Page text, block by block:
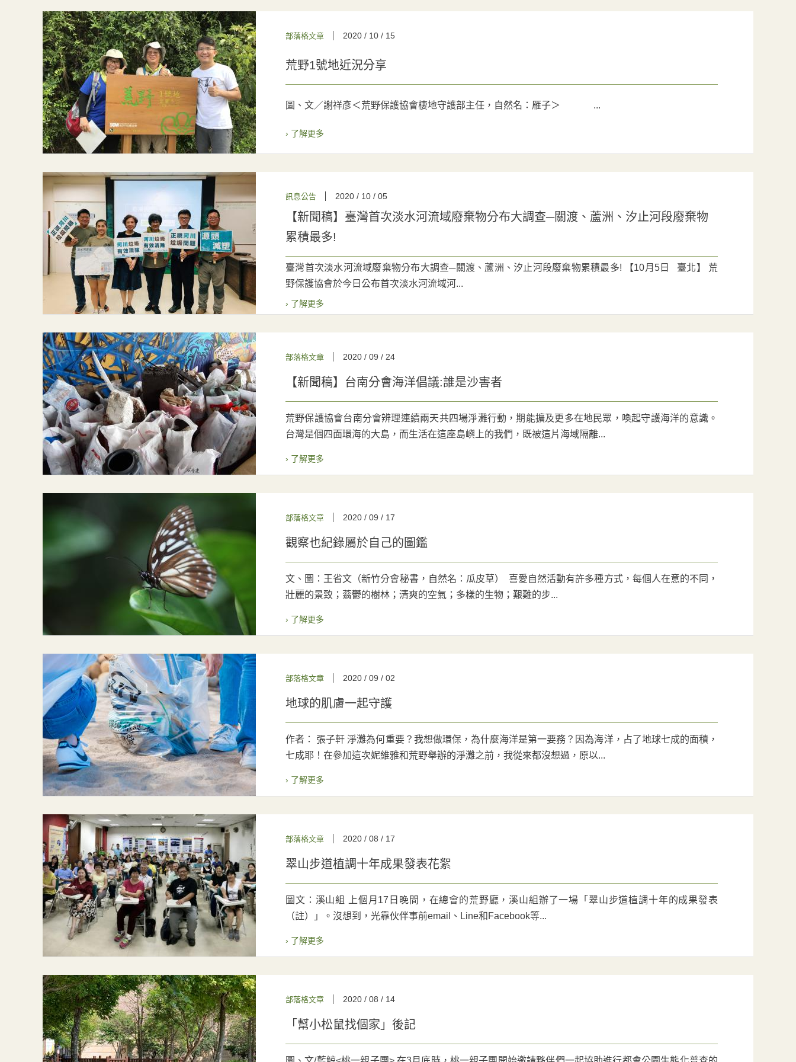
部落格文章 2020 / 10 / 15
荒野1號地近況分享
圖、文／謝祥彥＜荒野保護協會棲地守護部主任，自然名：雁子＞ ...
› 了解更多
訊息公告 2020 / 10 / 05
【新聞稿】臺灣首次淡水河流域廢棄物分布大調查─關渡、蘆洲、汐止河段廢棄物
累積最多!
臺灣首次淡水河流域廢棄物分布大調查─關渡、蘆洲、汐止河段廢棄物累積最多! 【10月5日 臺北】 荒
野保護協會於今日公布首次淡水河流域河...
› 了解更多
部落格文章 2020 / 09 / 24
【新聞稿】台南分會海洋倡議:誰是沙害者
荒野保護協會台南分會辨理連續兩天共四場淨灘行動，期能擴及更多在地民眾，喚起守護海洋的意識。
台灣是個四面環海的大島，而生活在這座島嶼上的我們，既被這片海域隔離...
› 了解更多
部落格文章 2020 / 09 / 17
觀察也紀錄屬於自己的圖鑑
文、圖：王省文（新竹分會秘書，自然名：瓜皮草） 喜愛自然活動有許多種方式，每個人在意的不同，
壯麗的景致；蓊鬱的樹林；清爽的空氣；多樣的生物；艱難的步...
› 了解更多
部落格文章 2020 / 09 / 02
地球的肌膚一起守護
作者： 張子軒 淨灘為何重要？我想做環保，為什麼海洋是第一要務？因為海洋，占了地球七成的面積，
七成耶！在參加這次妮維雅和荒野舉辦的淨灘之前，我從來都沒想過，原以...
› 了解更多
部落格文章 2020 / 08 / 17
翠山步道植調十年成果發表花絮
圖文：溪山組 上個月17日晚間，在總會的荒野廳，溪山組辦了一場「翠山步道植調十年的成果發表
（註）」。沒想到，光靠伙伴事前email、Line和Facebook等...
› 了解更多
部落格文章 2020 / 08 / 14
「幫小松鼠找個家」後記